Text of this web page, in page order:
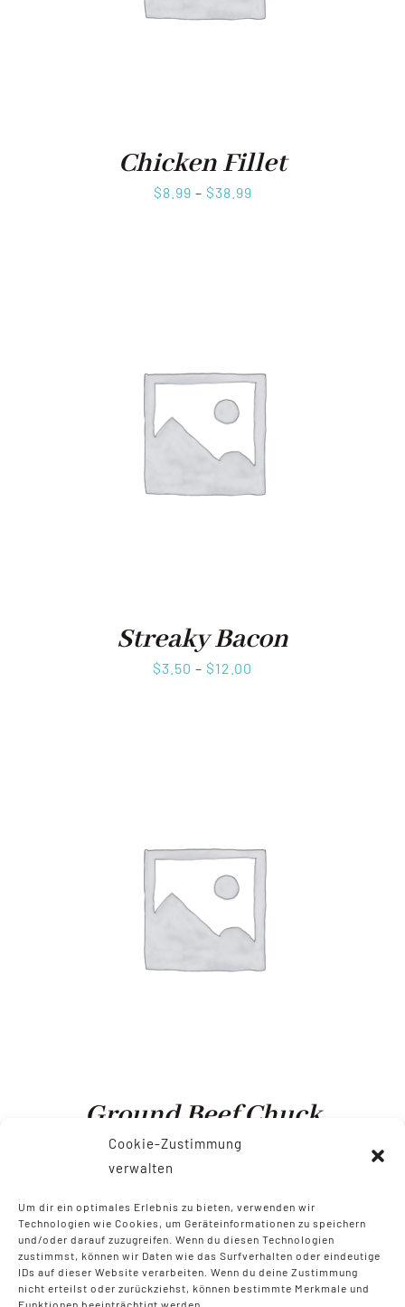
Cookie-Zustimmung
verwalten
Um dir ein optimales Erlebnis zu bieten, verwenden wir
Technologien wie Cookies, um Geräteinformationen zu speichern
und/oder darauf zuzugreifen. Wenn du diesen Technologien
zustimmst, können wir Daten wie das Surfverhalten oder eindeutige
IDs auf dieser Website verarbeiten. Wenn du deine Zustimmung
nicht erteilst oder zurückziehst, können bestimmte Merkmale und
Funktionen beeinträchtigt werden.
Chicken Fillet
$8.99 – $38.99
Streaky Bacon
$3.50 – $12.00
Ground Beef Chuck
$4.99–$14.99